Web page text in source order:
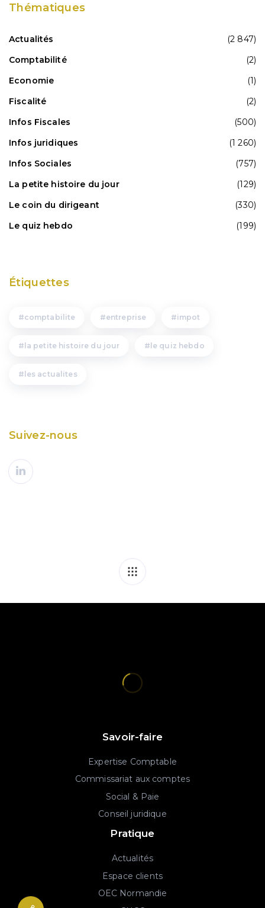
Thématiques
Actualités
(2 847)
Comptabilité
(2)
Economie
(1)
Fiscalité
(2)
Infos Fiscales
(500)
Infos juridiques
(1 260)
Infos Sociales
(757)
La petite histoire du jour
(129)
Le coin du dirigeant
(330)
Le quiz hebdo
(199)
Étiquettes
comptabilite entreprise impot
la petite histoire du jour le quiz hebdo
les actualites
Suivez-nous
Savoir-faire
Expertise Comptable
Commissariat aux comptes
Social & Paie
Conseil juridique
Pratique
Actualités
Espace clients
OEC Normandie